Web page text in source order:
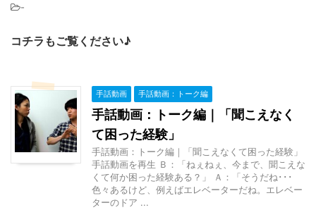
-
コチラもご覧ください♪
手話動画 手話動画：トーク編
手話動画：トーク編｜「聞こえなく
て困った経験」
手話動画：トーク編｜「聞こえなくて困った経験」
手話動画を再生 Ｂ：「ねぇねぇ、今まで、聞こえな
くて何か困った経験ある？」 Ａ：「そうだね･･･
色々あるけど、例えばエレベーターだね。エレベー
ターのドア ...